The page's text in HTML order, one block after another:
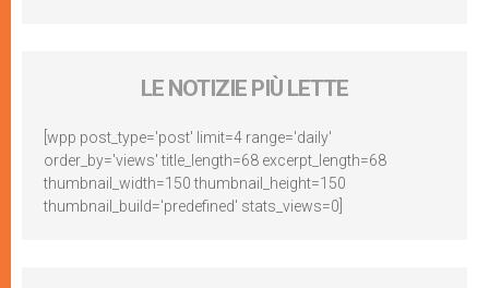
LE NOTIZIE PIÙ LETTE
[wpp post_type='post' limit=4 range='daily'
order_by='views' title_length=68 excerpt_length=68
thumbnail_width=150 thumbnail_height=150
thumbnail_build='predefined' stats_views=0]